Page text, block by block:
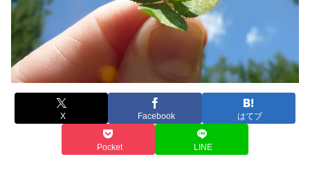
X Facebook はてブ
Pocket LINE